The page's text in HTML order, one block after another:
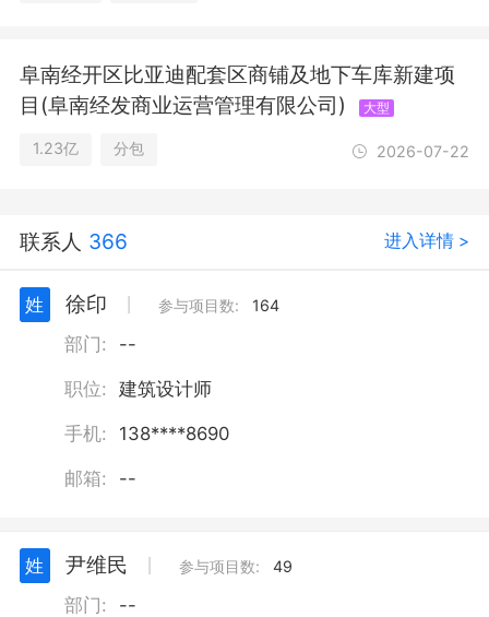
阜南经开区比亚迪配套区商铺及地下车库新建项
目(阜南经发商业运营管理有限公司)
大型
1.23亿 分包 2026-07-22
联系人 366 进入详情 >
姓 徐印 参与项目数: 164
部门: --
职位: 建筑设计师
手机: 138****8690
邮箱: --
姓 尹维民 参与项目数: 49
部门: --